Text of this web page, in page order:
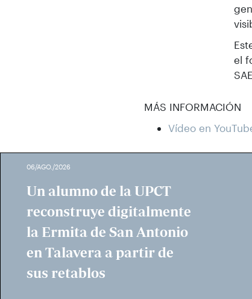
el
MÁS INFORMACIÓN
Vídeo en
06/AGO./2026
Un alumno de la UPCT
reconstruye digitalmente
la Ermita de San Antonio
en Talavera a partir de
sus retablos